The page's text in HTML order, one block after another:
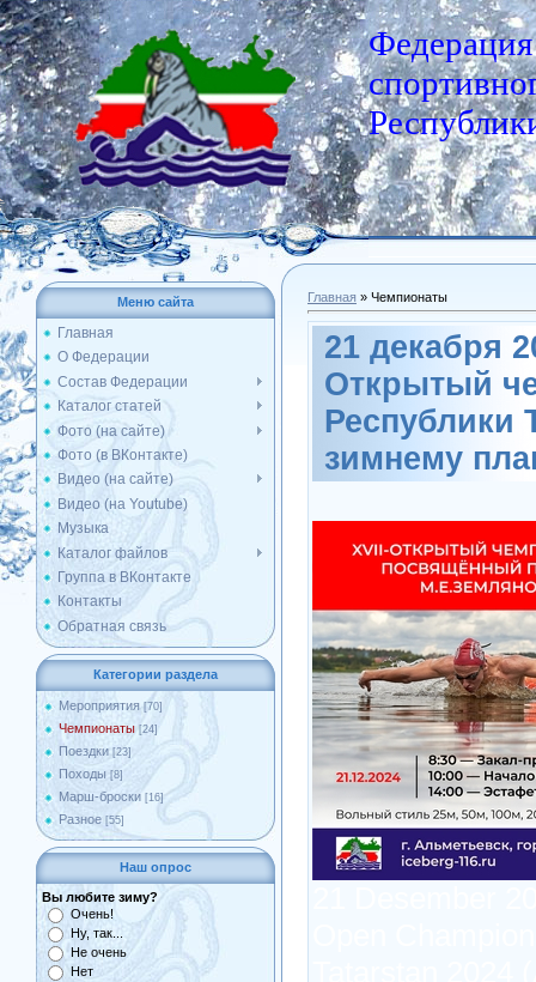
Федерация
Меню сайта
Главная
О Федерации
Состав Федерации
Каталог статей
Фото (на сайте)
Фото (в ВКонтакте)
Видео (на сайте)
Видео (на Youtube)
Музыка
Каталог файлов
Группа в ВКонтакте
Контакты
Обратная связь
Категории раздела
Мероприятия [70]
Чемпионаты [24]
Поездки [23]
Походы [8]
Марш-броски [16]
Разное [55]
Наш опрос
Вы любите зиму?
Очень!
Ну, так...
Не очень
Нет
Главная » Чемпионаты
21 декабря
Открытый
Республики
зимнему